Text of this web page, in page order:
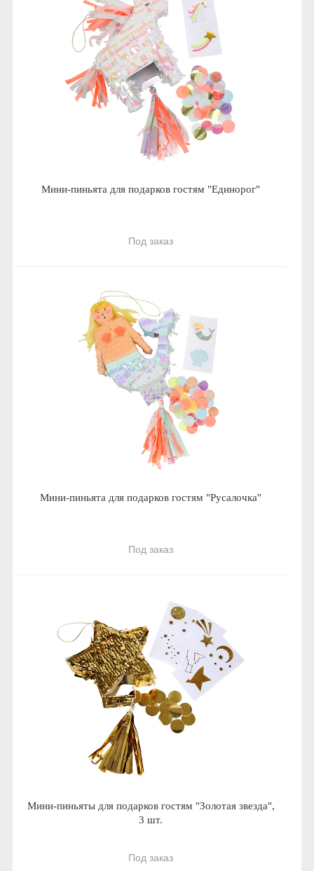
Мини-пиньята для подарков гостям "Единорог"
Под заказ
Мини-пиньята для подарков гостям "Русалочка"
Под заказ
Мини-пиньяты для подарков гостям "Золотая звезда",
3 шт.
Под заказ